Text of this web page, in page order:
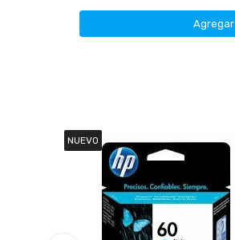
Agregar
NUEVO